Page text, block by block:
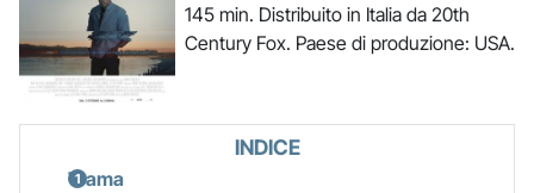
145 min. Distribuito in Italia da 20th
Century Fox. Paese di produzione: USA.
INDICE
Trama